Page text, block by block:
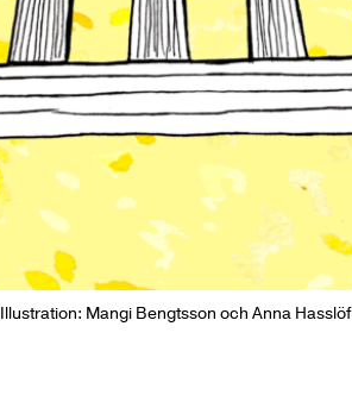
Illustration: Mangi Bengtsson och Anna Hasslöf